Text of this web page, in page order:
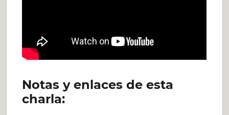
Notas y enlaces de esta
charla: